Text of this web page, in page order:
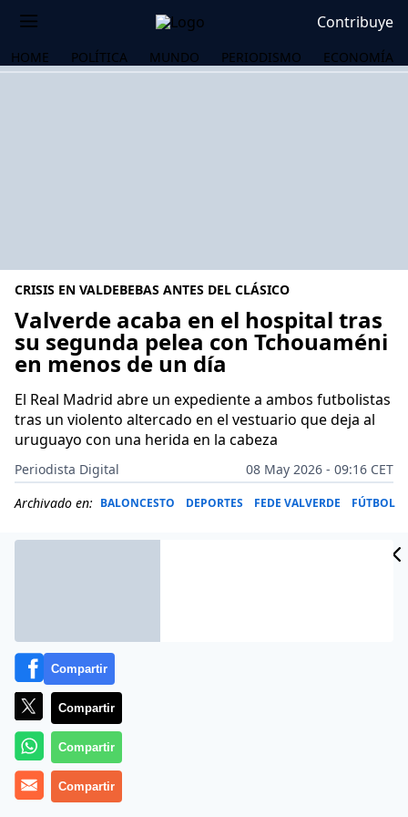
Contribuye
HOME POLÍTICA MUNDO PERIODISMO ECONOMÍA
CRISIS EN VALDEBEBAS ANTES DEL CLÁSICO
Valverde acaba en el hospital tras
su segunda pelea con Tchouaméni
en menos de un día
El Real Madrid abre un expediente a ambos futbolistas
tras un violento altercado en el vestuario que deja al
uruguayo con una herida en la cabeza
Periodista Digital
08 May 2026 - 09:16 CET
Archivado en: BALONCESTO DEPORTES FEDE VALVERDE FÚTBOL
Más información
Compartir
Compartir
Compartir
Compartir